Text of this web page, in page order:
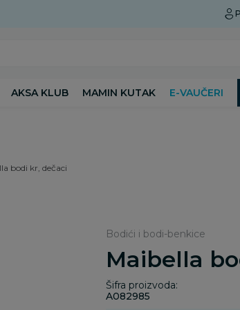
AKSA KLUB MAMIN KUTAK E-VAUČERI
bodi kr, dečaci
Bodići i bodi-benkice
Maibella
Šifra proizvoda:
A082985